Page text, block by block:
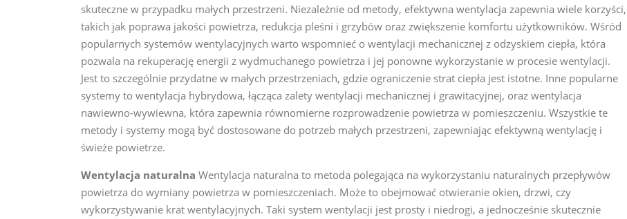
skuteczne w przypadku małych przestrzeni. Niezależnie od metody, efektywna wentylacja zapewnia wiele korzyści,
takich jak poprawa jakości powietrza, redukcja pleśni i grzybów oraz zwiększenie komfortu użytkowników. Wśród
popularnych systemów wentylacyjnych warto wspomnieć o wentylacji mechanicznej z odzyskiem ciepła, która
pozwala na rekuperację energii z wydmuchanego powietrza i jej ponowne wykorzystanie w procesie wentylacji.
Jest to szczególnie przydatne w małych przestrzeniach, gdzie ograniczenie strat ciepła jest istotne. Inne popularne
systemy to wentylacja hybrydowa, łącząca zalety wentylacji mechanicznej i grawitacyjnej, oraz wentylacja
nawiewno-wywiewna, która zapewnia równomierne rozprowadzenie powietrza w pomieszczeniu. Wszystkie te
metody i systemy mogą być dostosowane do potrzeb małych przestrzeni, zapewniając efektywną wentylację i
świeże powietrze.
Wentylacja naturalna Wentylacja naturalna to metoda polegająca na wykorzystaniu naturalnych przepływów
powietrza do wymiany powietrza w pomieszczeniach. Może to obejmować otwieranie okien, drzwi, czy
wykorzystywanie krat wentylacyjnych. Taki system wentylacji jest prosty i niedrogi, a jednocześnie skutecznie